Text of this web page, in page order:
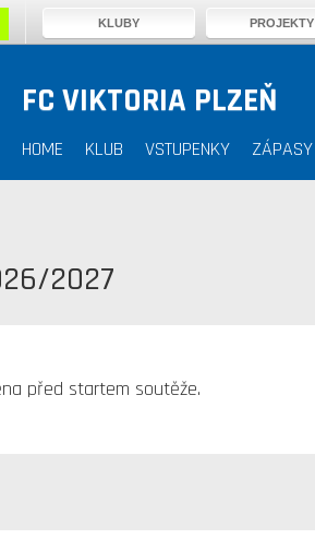
FC VIKTORIA PLZEŇ
HOME KLUB VSTUPENKY ZÁPASY
2027
před startem soutěže.
KLUBY PROJEKTY